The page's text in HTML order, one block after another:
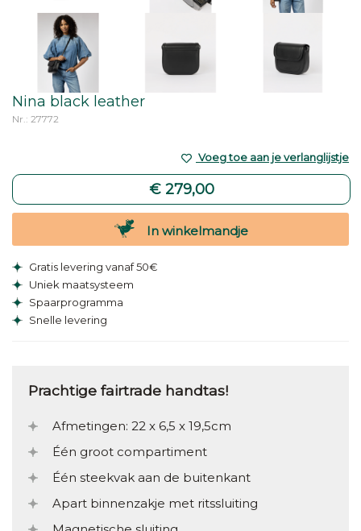
Nina black leather
Nr.: 27772
€ 279,00
Voeg toe aan je verlanglijstje
In winkelmandje
Gratis levering vanaf 50€
Uniek maatsysteem
Spaarprogramma
Snelle levering
Prachtige fairtrade handtas!
Afmetingen: 22 x 6,5 x 19,5cm
Één groot compartiment
Één steekvak aan de buitenkant
Apart binnenzakje met ritssluiting